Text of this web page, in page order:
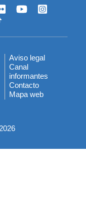
Menú
del
pie
Aviso legal
Canal
informantes
Contacto
Mapa web